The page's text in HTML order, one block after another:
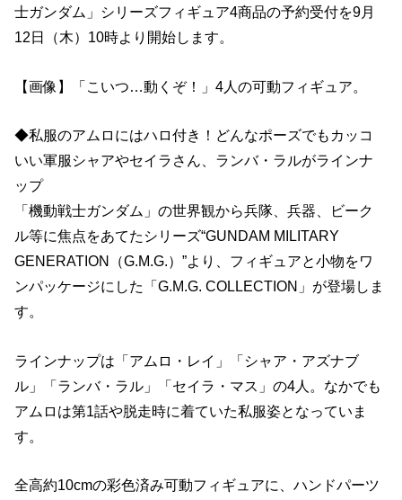
士ガンダム」シリーズフィギュア4商品の予約受付を9月
12日（木）10時より開始します。
【画像】「こいつ…動くぞ！」4人の可動フィギュア。
◆私服のアムロにはハロ付き！どんなポーズでもカッコ
いい軍服シャアやセイラさん、ランバ・ラルがラインナ
ップ
「機動戦士ガンダム」の世界観から兵隊、兵器、ビーク
ル等に焦点をあてたシリーズ“GUNDAM MILITARY
GENERATION（G.M.G.）”より、フィギュアと小物をワ
ンパッケージにした「G.M.G. COLLECTION」が登場しま
す。
ラインナップは「アムロ・レイ」「シャア・アズナブ
ル」「ランバ・ラル」「セイラ・マス」の4人。なかでも
アムロは第1話や脱走時に着ていた私服姿となっていま
す。
全高約10cmの彩色済み可動フィギュアに、ハンドパーツ